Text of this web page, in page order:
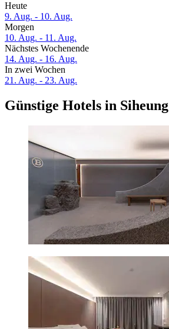
Heute
9. Aug. - 10. Aug.
Morgen
10. Aug. - 11. Aug.
Nächstes Wochenende
14. Aug. - 16. Aug.
In zwei Wochen
21. Aug. - 23. Aug.
Günstige Hotels in Siheung